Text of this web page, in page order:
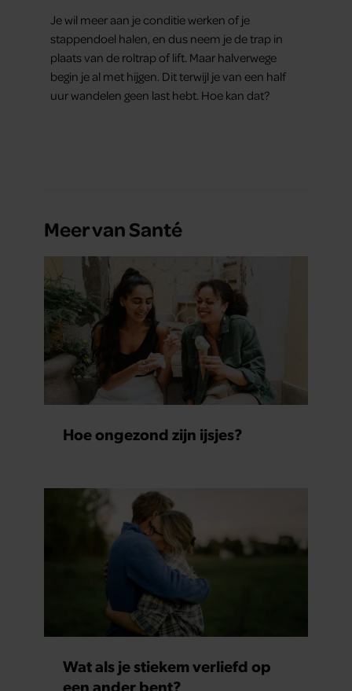
Je wil meer aan je conditie werken of je
stappendoel halen, en dus neem je de trap in
plaats van de roltrap of lift. Maar halverwege
begin je al met hijgen. Dit terwijl je van een half
uur wandelen geen last hebt. Hoe kan dat?
Meer van Santé
Hoe ongezond zijn ijsjes?
Wat als je stiekem verliefd op
een ander bent?